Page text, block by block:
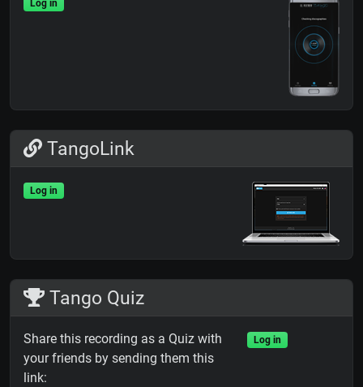
Log in
TangoLink
Log in
Tango Quiz
Share this recording as a Quiz with
your friends by sending them this
link:
Log in